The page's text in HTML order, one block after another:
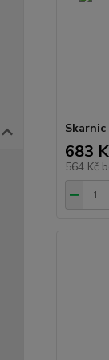
Skarnic
683
564 Kč